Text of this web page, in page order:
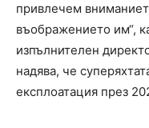
привлечем
въображението им“,
изпълнителен
надява, че
експлоатация през